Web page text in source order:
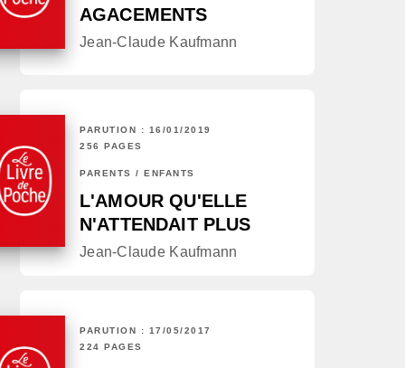
AGACEMENTS
Jean-Claude Kaufmann
PARUTION : 16/01/2019
256 PAGES
PARENTS / ENFANTS
L'AMOUR QU'ELLE
N'ATTENDAIT PLUS
Jean-Claude Kaufmann
PARUTION : 17/05/2017
224 PAGES